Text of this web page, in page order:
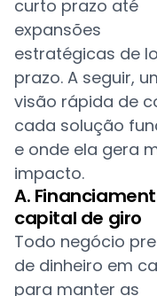
curto prazo até
expansões
estratégicas de
prazo. A seguir,
visão rápida de
cada solução
e onde ela gera
impacto.
A.
capital de giro
Todo negócio
de dinheiro em
para manter as